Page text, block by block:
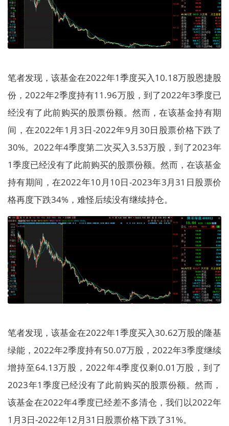
笔者发现，该基金在2022年1季度买入10.18万股恩捷股
份，2022年2季度持有11.96万股，到了2022年3季度已
经没有了此前购买的股票份额。然而，在该基金持有期
间，在2022年1月3日-2022年9月30日股票价格下跌了
30%。2022年4季度第二次买入3.53万股，到了2023年
1季度已经没有了此前购买的股票份额。然而，在该基金
持有期间，在2022年10月10日-2023年3月31日股票价
格再度下跌34%，难怪后续没有继续持仓。
笔者发现，该基金在2022年1季度买入30.62万股的隆基
绿能，2022年2季度持有50.07万股，2022年3季度继续
增持至64.13万股，2022年4季度仅剩0.01万股，到了
2023年1季度已经没有了此前购买的股票份额。然而，
该基金在2022年4季度已经差不多清仓，我们以2022年
1月3日-2022年12月31日股票价格下跌了31%。